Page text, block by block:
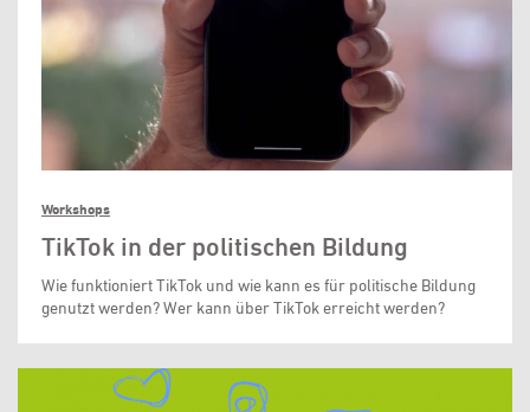
Workshops
TikTok in der politischen Bildung
Wie funktioniert TikTok und wie kann es für politische Bildung
genutzt werden? Wer kann über TikTok erreicht werden?